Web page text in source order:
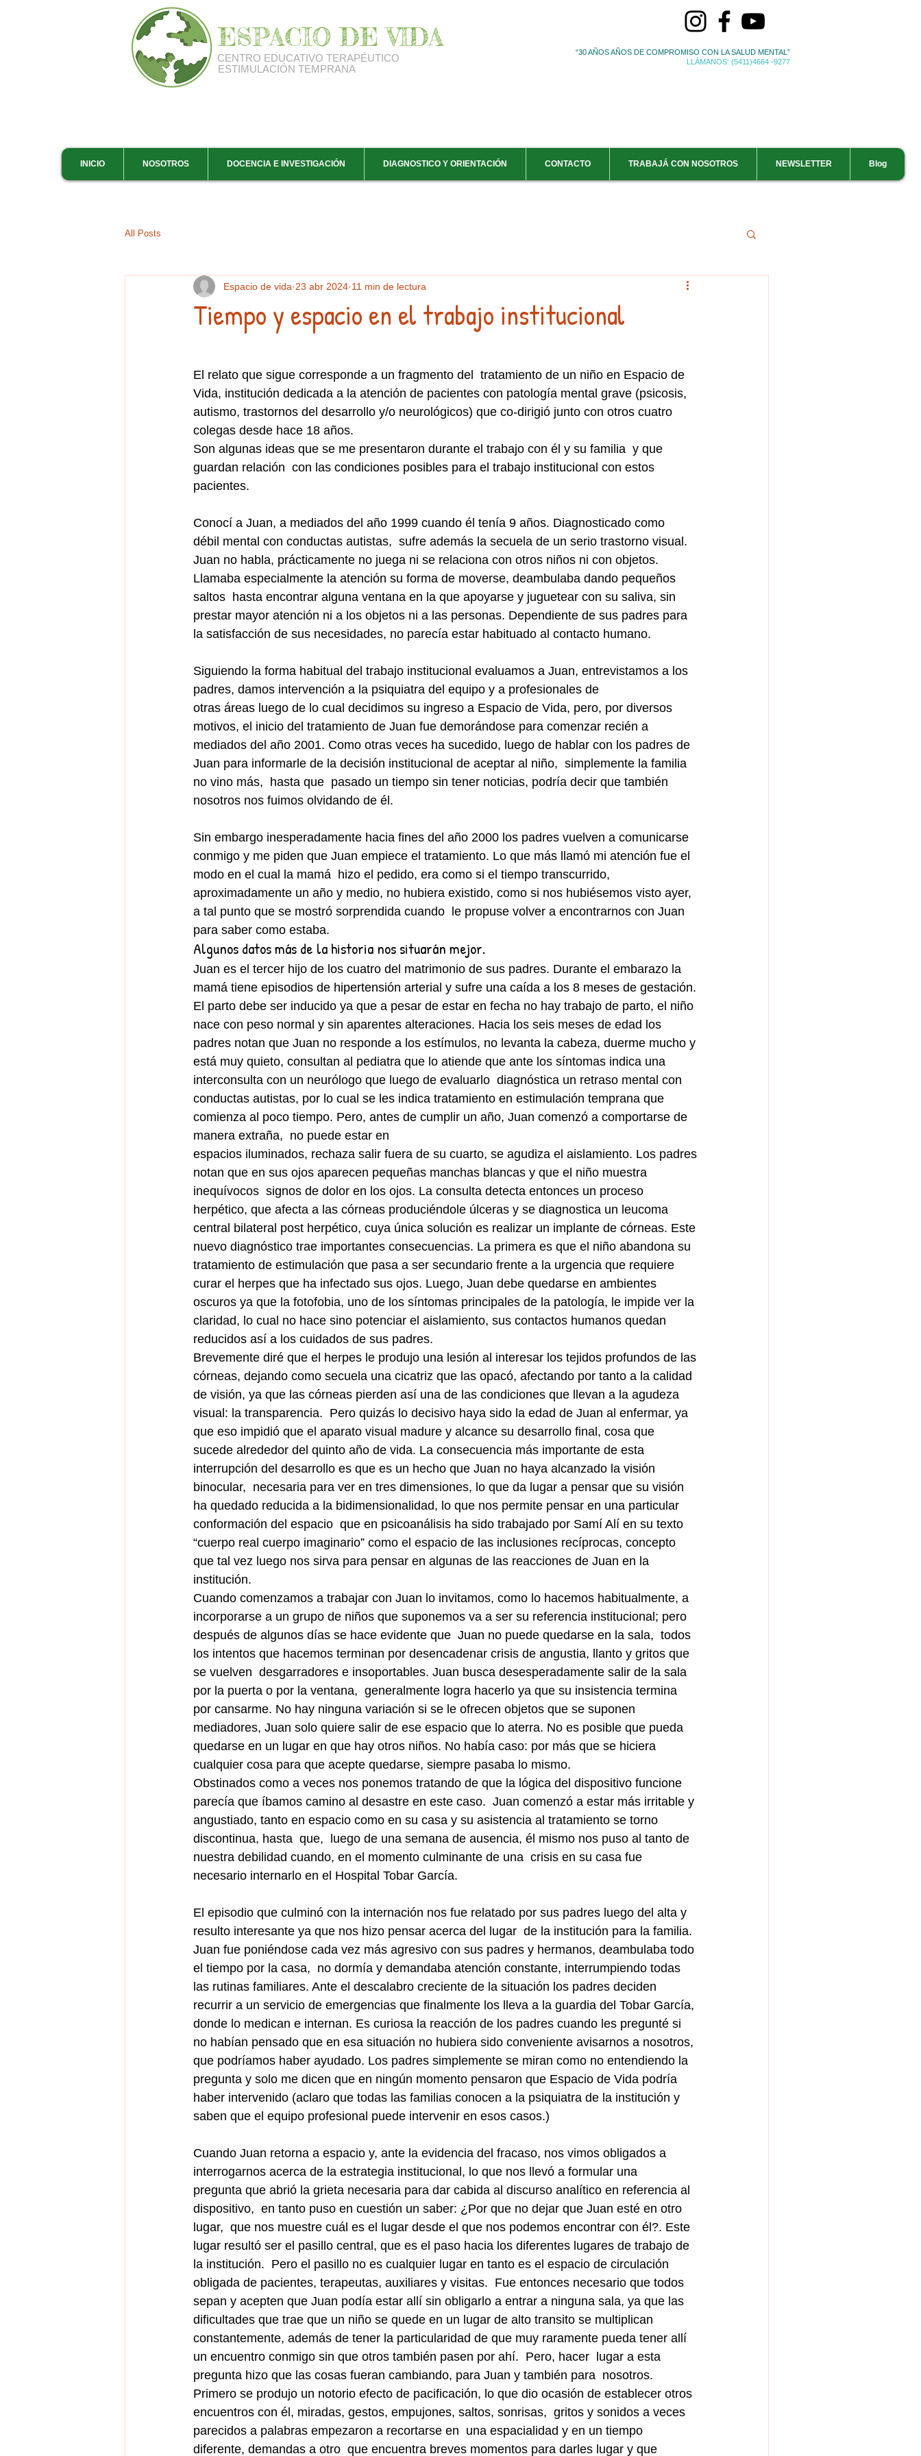
ESPACIO DE VIDA
CENTRO EDUCATIVO TERAPÉUTICO
ESTIMULACIÓN TEMPRANA
“30 AÑOS AÑOS DE COMPROMISO CON LA SALUD MENTAL”
LLÁMANOS: (5411)4664 -9277
INICIO NOSOTROS DOCENCIA E INVESTIGACIÓN DIAGNOSTICO Y ORIENTACIÓN CONTACTO TRABAJÁ CON NOSOTROS NEWSLETTER Blog
All Posts
Tiempo y espacio en el trabajo institucional
Espacio de vida 23 abr 2024 11 min de lectura
El relato que sigue corresponde a un fragmento del  tratamiento de un niño en Espacio de
Vida, institución dedicada a la atención de pacientes con patología mental grave (psicosis,
autismo, trastornos del desarrollo y/o neurológicos) que co-dirigió junto con otros cuatro
colegas desde hace 18 años.
Son algunas ideas que se me presentaron durante el trabajo con él y su familia  y que
guardan relación  con las condiciones posibles para el trabajo institucional con estos
pacientes.
Conocí a Juan, a mediados del año 1999 cuando él tenía 9 años. Diagnosticado como
débil mental con conductas autistas,  sufre además la secuela de un serio trastorno visual.
Juan no habla, prácticamente no juega ni se relaciona con otros niños ni con objetos.
Llamaba especialmente la atención su forma de moverse, deambulaba dando pequeños
saltos  hasta encontrar alguna ventana en la que apoyarse y juguetear con su saliva, sin
prestar mayor atención ni a los objetos ni a las personas. Dependiente de sus padres para
la satisfacción de sus necesidades, no parecía estar habituado al contacto humano.
Siguiendo la forma habitual del trabajo institucional evaluamos a Juan, entrevistamos a los
padres, damos intervención a la psiquiatra del equipo y a profesionales de
otras áreas luego de lo cual decidimos su ingreso a Espacio de Vida, pero, por diversos
motivos, el inicio del tratamiento de Juan fue demorándose para comenzar recién a
mediados del año 2001. Como otras veces ha sucedido, luego de hablar con los padres de
Juan para informarle de la decisión institucional de aceptar al niño,  simplemente la familia
no vino más,  hasta que  pasado un tiempo sin tener noticias, podría decir que también
nosotros nos fuimos olvidando de él.
Sin embargo inesperadamente hacia fines del año 2000 los padres vuelven a comunicarse
conmigo y me piden que Juan empiece el tratamiento. Lo que más llamó mi atención fue el
modo en el cual la mamá  hizo el pedido, era como si el tiempo transcurrido,
aproximadamente un año y medio, no hubiera existido, como si nos hubiésemos visto ayer,
a tal punto que se mostró sorprendida cuando  le propuse volver a encontrarnos con Juan
para saber como estaba.
Algunos datos más de la historia nos situarán mejor.
Juan es el tercer hijo de los cuatro del matrimonio de sus padres. Durante el embarazo la
mamá tiene episodios de hipertensión arterial y sufre una caída a los 8 meses de gestación.
El parto debe ser inducido ya que a pesar de estar en fecha no hay trabajo de parto, el niño
nace con peso normal y sin aparentes alteraciones. Hacia los seis meses de edad los
padres notan que Juan no responde a los estímulos, no levanta la cabeza, duerme mucho y
está muy quieto, consultan al pediatra que lo atiende que ante los síntomas indica una
interconsulta con un neurólogo que luego de evaluarlo  diagnóstica un retraso mental con
conductas autistas, por lo cual se les indica tratamiento en estimulación temprana que
comienza al poco tiempo. Pero, antes de cumplir un año, Juan comenzó a comportarse de
manera extraña,  no puede estar en
espacios iluminados, rechaza salir fuera de su cuarto, se agudiza el aislamiento. Los padres
notan que en sus ojos aparecen pequeñas manchas blancas y que el niño muestra
inequívocos  signos de dolor en los ojos. La consulta detecta entonces un proceso
herpético, que afecta a las córneas produciéndole úlceras y se diagnostica un leucoma
central bilateral post herpético, cuya única solución es realizar un implante de córneas. Este
nuevo diagnóstico trae importantes consecuencias. La primera es que el niño abandona su
tratamiento de estimulación que pasa a ser secundario frente a la urgencia que requiere
curar el herpes que ha infectado sus ojos. Luego, Juan debe quedarse en ambientes
oscuros ya que la fotofobia, uno de los síntomas principales de la patología, le impide ver la
claridad, lo cual no hace sino potenciar el aislamiento, sus contactos humanos quedan
reducidos así a los cuidados de sus padres.
Brevemente diré que el herpes le produjo una lesión al interesar los tejidos profundos de las
córneas, dejando como secuela una cicatriz que las opacó, afectando por tanto a la calidad
de visión, ya que las córneas pierden así una de las condiciones que llevan a la agudeza
visual: la transparencia.  Pero quizás lo decisivo haya sido la edad de Juan al enfermar, ya
que eso impidió que el aparato visual madure y alcance su desarrollo final, cosa que
sucede alrededor del quinto año de vida. La consecuencia más importante de esta
interrupción del desarrollo es que es un hecho que Juan no haya alcanzado la visión
binocular,  necesaria para ver en tres dimensiones, lo que da lugar a pensar que su visión
ha quedado reducida a la bidimensionalidad, lo que nos permite pensar en una particular
conformación del espacio  que en psicoanálisis ha sido trabajado por Samí Alí en su texto
“cuerpo real cuerpo imaginario” como el espacio de las inclusiones recíprocas, concepto
que tal vez luego nos sirva para pensar en algunas de las reacciones de Juan en la
institución.
Cuando comenzamos a trabajar con Juan lo invitamos, como lo hacemos habitualmente, a
incorporarse a un grupo de niños que suponemos va a ser su referencia institucional; pero
después de algunos días se hace evidente que  Juan no puede quedarse en la sala,  todos
los intentos que hacemos terminan por desencadenar crisis de angustia, llanto y gritos que
se vuelven  desgarradores e insoportables. Juan busca desesperadamente salir de la sala
por la puerta o por la ventana,  generalmente logra hacerlo ya que su insistencia termina
por cansarme. No hay ninguna variación si se le ofrecen objetos que se suponen
mediadores, Juan solo quiere salir de ese espacio que lo aterra. No es posible que pueda
quedarse en un lugar en que hay otros niños. No había caso: por más que se hiciera
cualquier cosa para que acepte quedarse, siempre pasaba lo mismo.
Obstinados como a veces nos ponemos tratando de que la lógica del dispositivo funcione
parecía que íbamos camino al desastre en este caso.  Juan comenzó a estar más irritable y
angustiado, tanto en espacio como en su casa y su asistencia al tratamiento se torno
discontinua, hasta  que,  luego de una semana de ausencia, él mismo nos puso al tanto de
nuestra debilidad cuando, en el momento culminante de una  crisis en su casa fue
necesario internarlo en el Hospital Tobar García.
El episodio que culminó con la internación nos fue relatado por sus padres luego del alta y
resulto interesante ya que nos hizo pensar acerca del lugar  de la institución para la familia.
Juan fue poniéndose cada vez más agresivo con sus padres y hermanos, deambulaba todo
el tiempo por la casa,  no dormía y demandaba atención constante, interrumpiendo todas
las rutinas familiares. Ante el descalabro creciente de la situación los padres deciden
recurrir a un servicio de emergencias que finalmente los lleva a la guardia del Tobar García,
donde lo medican e internan. Es curiosa la reacción de los padres cuando les pregunté si
no habían pensado que en esa situación no hubiera sido conveniente avisarnos a nosotros,
que podríamos haber ayudado. Los padres simplemente se miran como no entendiendo la
pregunta y solo me dicen que en ningún momento pensaron que Espacio de Vida podría
haber intervenido (aclaro que todas las familias conocen a la psiquiatra de la institución y
saben que el equipo profesional puede intervenir en esos casos.)
Cuando Juan retorna a espacio y, ante la evidencia del fracaso, nos vimos obligados a
interrogarnos acerca de la estrategia institucional, lo que nos llevó a formular una
pregunta que abrió la grieta necesaria para dar cabida al discurso analítico en referencia al
dispositivo,  en tanto puso en cuestión un saber: ¿Por que no dejar que Juan esté en otro
lugar,  que nos muestre cuál es el lugar desde el que nos podemos encontrar con él?. Este
lugar resultó ser el pasillo central, que es el paso hacia los diferentes lugares de trabajo de
la institución.  Pero el pasillo no es cualquier lugar en tanto es el espacio de circulación
obligada de pacientes, terapeutas, auxiliares y visitas.  Fue entonces necesario que todos
sepan y acepten que Juan podía estar allí sin obligarlo a entrar a ninguna sala, ya que las
dificultades que trae que un niño se quede en un lugar de alto transito se multiplican
constantemente, además de tener la particularidad de que muy raramente pueda tener allí
un encuentro conmigo sin que otros también pasen por ahí.  Pero, hacer  lugar a esta
pregunta hizo que las cosas fueran cambiando, para Juan y también para  nosotros.
Primero se produjo un notorio efecto de pacificación, lo que dio ocasión de establecer otros
encuentros con él, miradas, gestos, empujones, saltos, sonrisas,  gritos y sonidos a veces
parecidos a palabras empezaron a recortarse en  una espacialidad y en un tiempo
diferente, demandas a otro  que encuentra breves momentos para darles lugar y que